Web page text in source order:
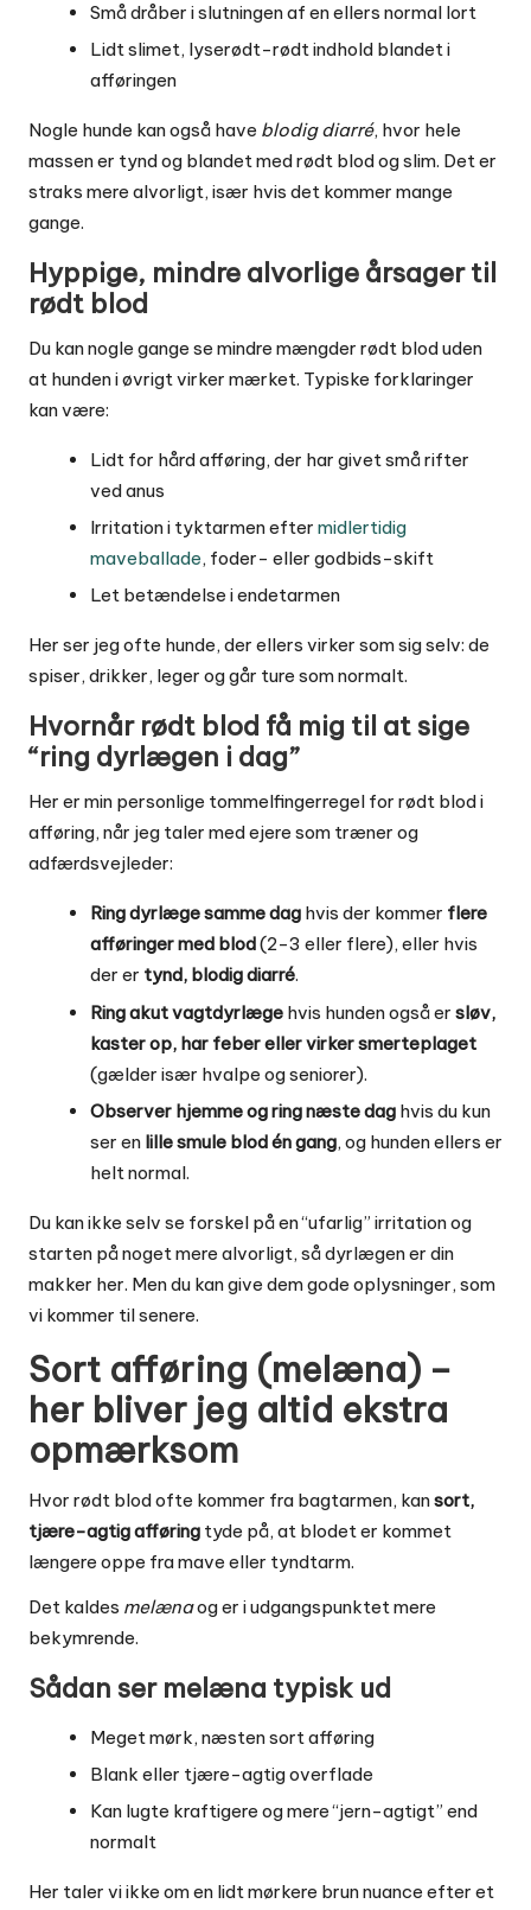
Små dråber i slutningen af en ellers normal lort
Lidt slimet, lyserødt-rødt indhold blandet i
afføringen
Nogle hunde kan også have blodig diarré, hvor hele
massen er tynd og blandet med rødt blod og slim. Det er
straks mere alvorligt, især hvis det kommer mange
gange.
Hyppige, mindre alvorlige årsager til
rødt blod
Du kan nogle gange se mindre mængder rødt blod uden
at hunden i øvrigt virker mærket. Typiske forklaringer
kan være:
Lidt for hård afføring, der har givet små rifter
ved anus
Irritation i tyktarmen efter midlertidig
maveballade, foder- eller godbids-skift
Let betændelse i endetarmen
Her ser jeg ofte hunde, der ellers virker som sig selv: de
spiser, drikker, leger og går ture som normalt.
Hvornår rødt blod få mig til at sige
“ring dyrlægen i dag”
Her er min personlige tommelfingerregel for rødt blod i
afføring, når jeg taler med ejere som træner og
adfærdsvejleder:
Ring dyrlæge samme dag hvis der kommer flere
afføringer med blod(2-3 eller flere), eller hvis
der er tynd, blodig diarré.
Ring akut vagtdyrlæge hvis hunden også er sløv,
kaster op, har feber eller virker smerteplaget
(gælder især hvalpe og seniorer).
Observer hjemme og ring næste dag hvis du kun
ser en lille smule blod én gang, og hunden ellers er
helt normal.
Du kan ikke selv se forskel på en “ufarlig” irritation og
starten på noget mere alvorligt, så dyrlægen er din
makker her. Men du kan give dem gode oplysninger, som
vi kommer til senere.
Sort afføring (melæna) –
her bliver jeg altid ekstra
opmærksom
Hvor rødt blod ofte kommer fra bagtarmen, kansort,
tjære-agtig afføring tyde på, at blodet er kommet
længere oppe fra mave eller tyndtarm.
Det kaldes melænaog er i udgangspunktet mere
bekymrende.
Sådan ser melæna typisk ud
Meget mørk, næsten sort afføring
Blank eller tjære-agtig overflade
Kan lugte kraftigere og mere “jern-agtigt” end
normalt
Her taler vi ikke om en lidt mørkere brun nuance efter et